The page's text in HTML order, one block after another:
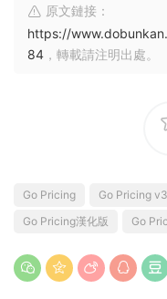
原文鏈接：
https://
84 ，轉載請注明出處。
Go Pricing Go Pricing
Go Pricing漢化版
Go